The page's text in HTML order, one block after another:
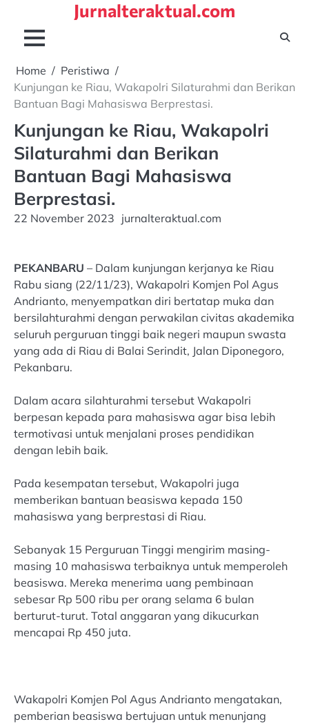
content
Jurnalteraktual.com
Home
Peristiwa
Kunjungan ke Riau, Wakapolri Silaturahmi dan Berikan
Bantuan Bagi Mahasiswa Berprestasi.
Kunjungan ke Riau, Wakapolri
Silaturahmi dan Berikan
Bantuan Bagi Mahasiswa
Berprestasi.
22 November 2023 jurnalteraktual.com
PEKANBARU – Dalam kunjungan kerjanya ke Riau
Rabu siang (22/11/23), Wakapolri Komjen Pol Agus
Andrianto, menyempatkan diri bertatap muka dan
bersilahturahmi dengan perwakilan civitas akademika
seluruh perguruan tinggi baik negeri maupun swasta
yang ada di Riau di Balai Serindit, Jalan Diponegoro,
Pekanbaru.
Dalam acara silahturahmi tersebut Wakapolri
berpesan kepada para mahasiswa agar bisa lebih
termotivasi untuk menjalani proses pendidikan
dengan lebih baik.
Pada kesempatan tersebut, Wakapolri juga
memberikan bantuan beasiswa kepada 150
mahasiswa yang berprestasi di Riau.
Sebanyak 15 Perguruan Tinggi mengirim masing-
masing 10 mahasiswa terbaiknya untuk memperoleh
beasiswa. Mereka menerima uang pembinaan
sebesar Rp 500 ribu per orang selama 6 bulan
berturut-turut. Total anggaran yang dikucurkan
mencapai Rp 450 juta.
Wakapolri Komjen Pol Agus Andrianto mengatakan,
pemberian beasiswa bertujuan untuk menunjang